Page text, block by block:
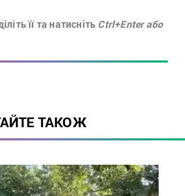
її та натисніть Ctrl+Enter або
ТАКОЖ